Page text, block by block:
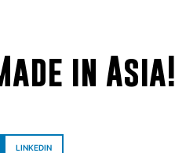
in Asia!
LINKEDIN